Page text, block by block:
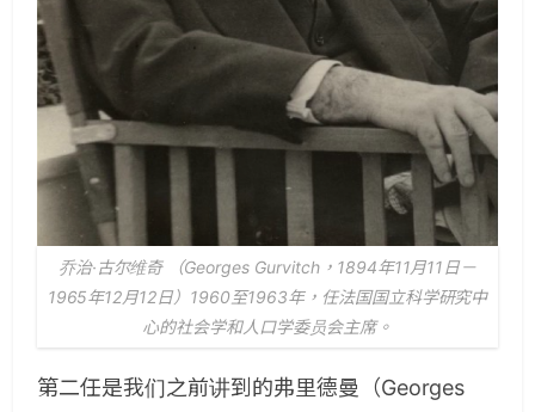
乔治·古尔维奇 （Georges Gurvitch，1894年11月11日－
1965年12月12日）1960至1963年，任法国国立科学研究中
心的社会学和人口学委员会主席。
第二任是我们之前讲到的弗里德曼（Georges